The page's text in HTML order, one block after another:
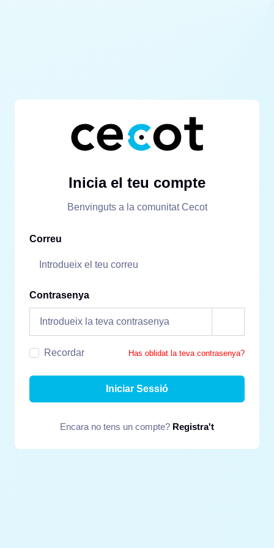
Inicia el teu compte
Benvinguts a la comunitat Cecot
Correu
Contrasenya
Recordar Has oblidat la teva contrasenya?
Iniciar Sessió
Encara no tens un compte? Registra't